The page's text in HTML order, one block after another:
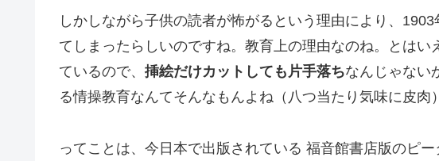
しかしながら子供の読者が怖がるという理由により、
てしまったらしいのですね。教育上の理由なのね。とは
ているので、 挿絵だけカットしても片手落ちなんじゃない
る情操教育なんてそんなもんよね（八つ当たり気味に皮肉）
ってことは、今日本で出版されている 福音館書店版のピ